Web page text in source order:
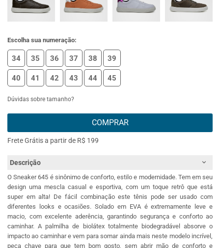
Escolha sua numeração:
34 35 36 37 38 39
40 41 42 43 44 45
Dúvidas sobre tamanho?
COMPRAR
Frete Grátis a partir de R$ 199
Descrição
O Sneaker 645 é sinônimo de conforto, estilo e modernidade. Tem em seu
design uma mescla casual e esportiva, com um toque retrô que está
super em alta! De fácil combinação este tênis pode ser usado com
diferentes looks e ocasiões. Solado em EVA é extremamente leve e
macio, com excelente aderência, garantindo segurança e conforto ao
caminhar. A palmilha de biolátex totalmente biodegradável absorve o
impacto ao caminhar e vem para somar ainda mais neste modelo incrível,
peça chave para que tem bom gosto, sem abrir mão de conforto e